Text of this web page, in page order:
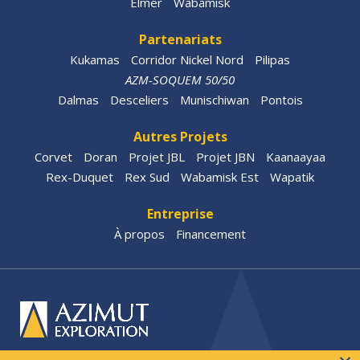
Partenariats
Kukamas Corridor Nickel Nord
Pilipas
AZM-SOQUEM 50/50
Dalmas
Desceliers Munischiwan Pontois
Autres Projets
Corvet Doran Projet JBL Projet JBN
Kaanaayaa
Rex-Duquet
Rex Sud Wabamisk Est Wapatik
Entreprise
À propos Financement